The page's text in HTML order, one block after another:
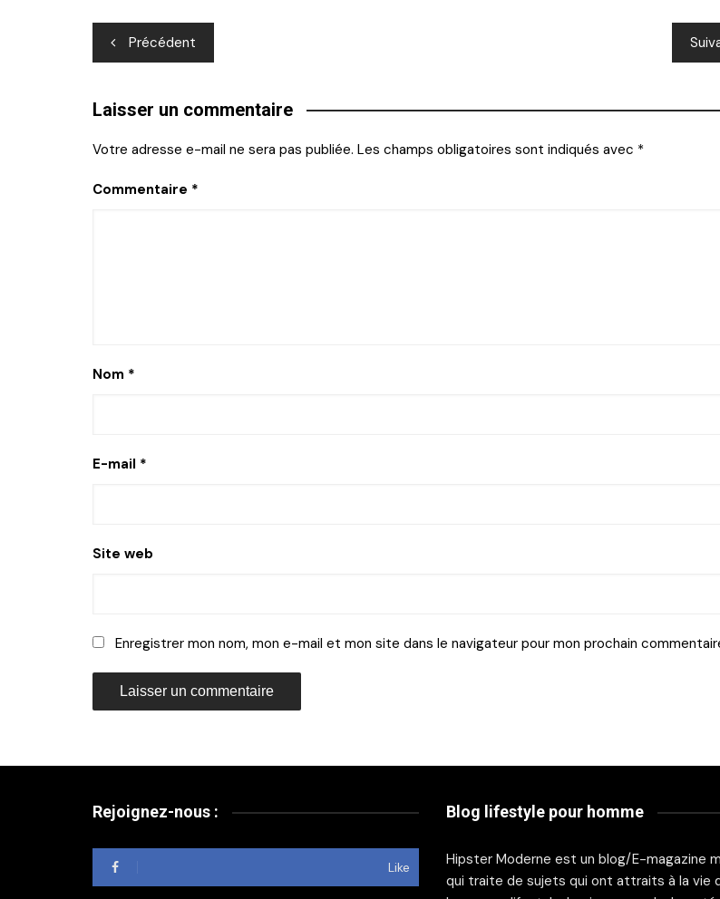
Navigation
de
l’article
Précédent
Laisser un commentaire
Votre adresse e-mail ne sera pas publiée. Les champs obligatoires sont indiqués avec *
Commentaire *
Nom *
E-mail *
Site web
Enregistrer mon nom, mon e-mail et mon site dans le navigateur pour mon prochain
Rejoignez-nous :
Like
Blog lifestyle pour homme
Hipster Moderne est un blog/E-magazine
qui traite de sujets qui ont attraits à la vie